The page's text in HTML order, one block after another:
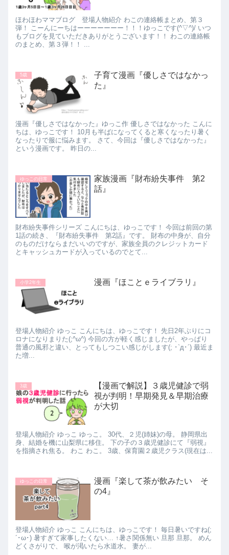
ほわほわママブログ 登場人物紹介 わこの連絡帳まとめ、第３
弾！ こーんにーちはーーーーーーー！！！ゆっこです(^▽^)/ いつ
もブログを見ていただきありがとうございます！！ わこの連絡帳
のまとめ、第３弾！！ ...
5歳
子育て漫画『優しさではなかっ
た』
漫画『優しさではなかった』ゆっこ作 優しさではなかった こんに
ちは、ゆっこです！ 10月も半ばになってくると寒くなったり暑く
なったりで服に悩みます。 さて、今回は『優しさではなかった』
という漫画です。 昨日の...
ゆっこの日常
家族漫画『財布紛失事件 第2
話』
財布紛失事件シリーズ こんにちは、ゆっこです！ 今回は前回の第
1話の続き、『財布紛失事件 第2話』です。 財布の中身が、自分
のものだけならまだいいのですが、家族全員のクレジットカード
とキャッシュカードが入っているのでとて...
小学2年生 漫画『ほことｅライブラリ』
登場人物紹介 ゆっこ こんにちは、ゆっこです！ 先日2年ぶりにコ
ロナになりまりた(;^ω^) 今回の方が軽く感じましたが、やっぱり
普通の風邪と違い、とってもしつこい感じがします(; ･`д･´) 最近ま
た増...
3歳
【漫画で解説】３歳児健診で弱
視が判明！早期発見＆早期治療
が大切
登場人物紹介 ゆっこ ゆっこ。 30代、２児(姉妹)の母。 静岡県出
身、結婚を機に山梨県に移住。 下の子の３歳児健診にて『弱視』
を指摘され焦る。 わこ わこ。 3歳、保育園２歳児クラス(現在は...
ゆっこの日常
漫画『楽して茶が飲みたい そ
の4』
登場人物紹介 ゆっこ こんにちは、ゆっこです！ 毎日暑いですね(;
´･ω･) 暑すぎて家事したくない… ↑暑さ関係無い 旦那 旦那。 めん
どくさがりで、 喉が渇いたら水道水。 妻が...